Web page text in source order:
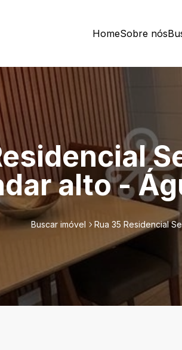
HomeSobre nós
alto -
Buscar imóvel Rua 35 Residencial